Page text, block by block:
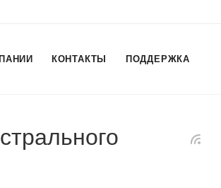
КОНТАКТЫ ПОДДЕРЖКА